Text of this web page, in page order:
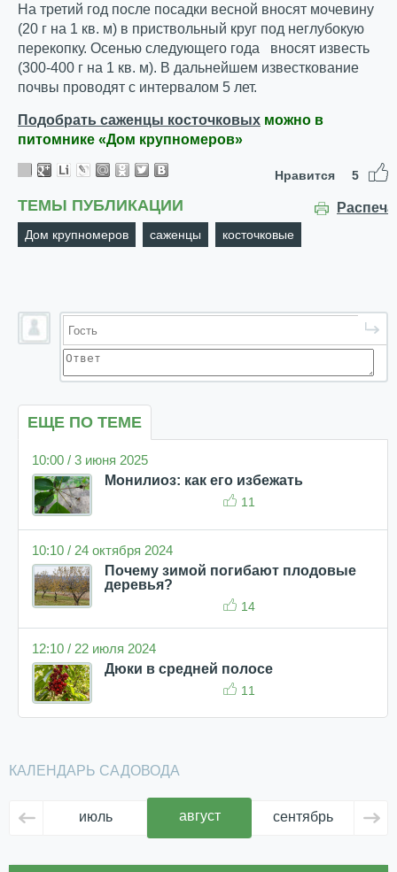
На третий год после посадки весной вносят мочевину
(20 г на 1 кв. м) в приствольный круг под неглубокую
перекопку. Осенью следующего года вносят известь
(300-400 г на 1 кв. м). В дальнейшем известкование
почвы проводят с интервалом 5 лет.
Подобрать саженцы косточковых можно в
питомнике «Дом крупномеров»
Нравится 5
ТЕМЫ ПУБЛИКАЦИИ
Дом крупномеров саженцы косточковые
ЕЩЕ ПО ТЕМЕ
10:00 / 3 июня 2025
Монилиоз: как его избежать
11
10:10 / 24 октября 2024
Почему зимой погибают плодовые
деревья?
14
12:10 / 22 июля 2024
Дюки в средней полосе
11
КАЛЕНДАРЬ САДОВОДА
июль август сентябрь